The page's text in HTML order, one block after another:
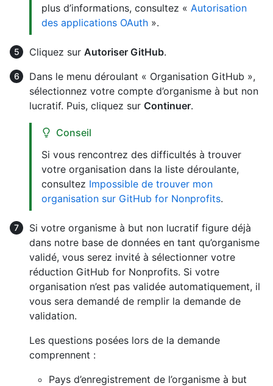
plus d’informations, consultez « Autorisation
des applications OAuth ».
Cliquez sur Autoriser GitHub.
Dans le menu déroulant « Organisation GitHub »,
sélectionnez votre compte d’organisme à but non
lucratif. Puis, cliquez sur Continuer.
Conseil
Si vous rencontrez des difficultés à trouver
votre organisation dans la liste déroulante,
consultez Impossible de trouver mon
organisation sur GitHub for Nonprofits.
Si votre organisme à but non lucratif figure déjà
dans notre base de données en tant qu’organisme
validé, vous serez invité à sélectionner votre
réduction GitHub for Nonprofits. Si votre
organisation n’est pas validée automatiquement, il
vous sera demandé de remplir la demande de
validation.
Les questions posées lors de la demande
comprennent :
Pays d’enregistrement de l’organisme à but